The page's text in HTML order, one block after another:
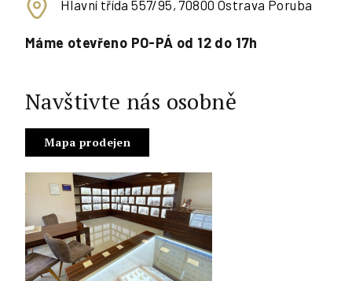
Hlavní třída 557/95, 70800 Ostrava Poruba
Máme otevřeno PO-PÁ od 12 do 17h
Navštivte nás osobně
Mapa prodejen